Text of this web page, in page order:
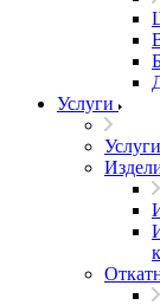
Услуги
Услуги